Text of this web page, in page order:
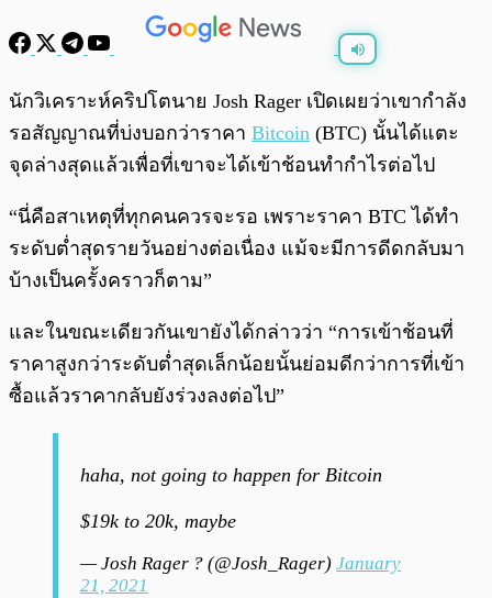
พร้อมเล่น 0:00 0:00
นักวิเคราะห์คริปโตนาย Josh Rager เปิดเผยว่าเขากำลัง
รอสัญญาณที่บ่งบอกว่าราคา Bitcoin (BTC) นั้นได้แตะ
จุดล่างสุดแล้วเพื่อที่เขาจะได้เข้าช้อนทำกำไรต่อไป
“นี่คือสาเหตุที่ทุกคนควรจะรอ เพราะราคา BTC ได้ทำ
ระดับต่ำสุดรายวันอย่างต่อเนื่อง แม้จะมีการดีดกลับมา
บ้างเป็นครั้งคราวก็ตาม”
และในขณะเดียวกันเขายังได้กล่าวว่า “การเข้าช้อนที่
ราคาสูงกว่าระดับต่ำสุดเล็กน้อยนั้นย่อมดีกว่าการที่เข้า
ซื้อแล้วราคากลับยังร่วงลงต่อไป”
haha, not going to happen for Bitcoin
$19k to 20k, maybe
— Josh Rager ? (@Josh_Rager) January
21, 2021